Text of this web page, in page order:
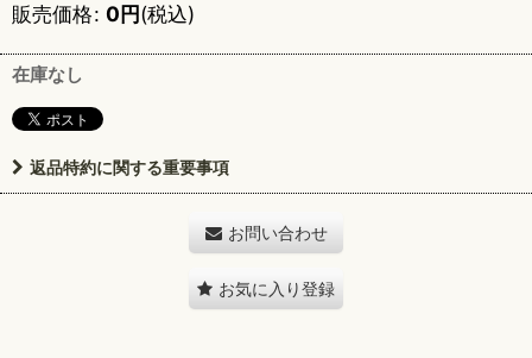
販売価格: 0円(税込)
在庫なし
返品特約に関する重要事項
お問い合わせ
お気に入り登録